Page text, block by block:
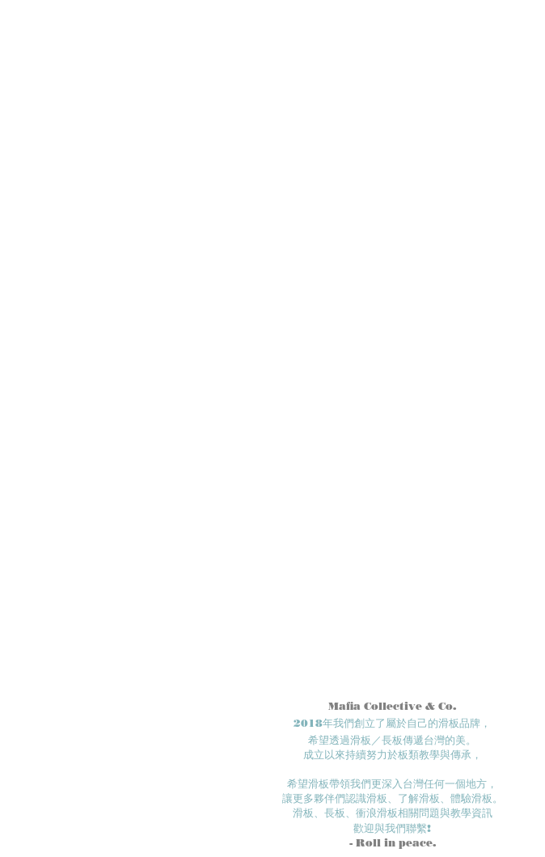
Mafia Collective & Co.
2018年我們創立了屬於自己的滑板品牌，
希望透過滑板／長板傳遞台灣的美。
成立以來持續努力於板類教學與傳承，
希望滑板帶領我們更深入台灣任何一個地方​，
讓更多夥伴們認識滑板、了解滑板、體驗滑板。​
滑板、長板、衝浪滑板相關問題與教學資訊
歡迎與我們聯繫!
- Roll inpeace.